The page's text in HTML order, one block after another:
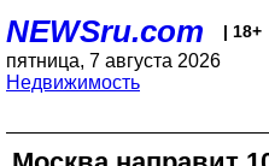
NEWSru.com | 18+
пятница, 7 августа 2026
Недвижимость